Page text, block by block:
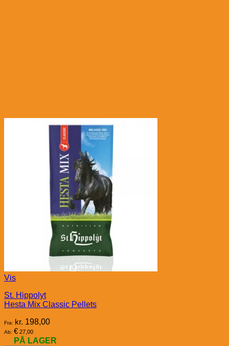
Vis
St. Hippolyt
Hesta Mix Classic Pellets
Fra: kr. 198,00
Ab: € 27,00
PÅ LAGER